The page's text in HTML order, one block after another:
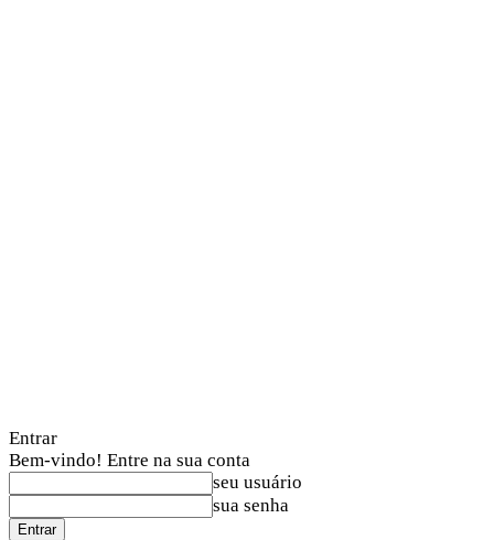
Entrar
Bem-vindo! Entre na sua conta
seu usuário
sua senha